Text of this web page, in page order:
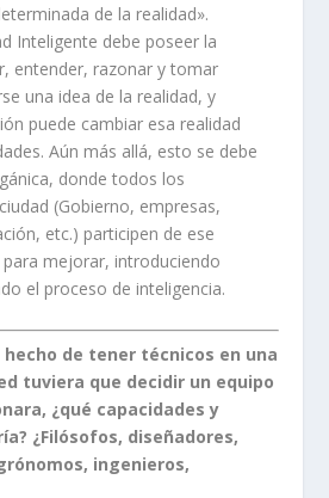
de la realidad».
Inteligente debe poseer la
entender, razonar y tomar
una idea de la realidad, y
puede cambiar esa realidad
Aún más allá, esto se debe
donde todos los
(Gobierno, empresas,
etc.) participen de ese
mejorar, introduciendo
el proceso de inteligencia.
hecho de tener técnicos en una
tuviera que decidir un equipo
¿qué capacidades y
¿Filósofos, diseñadores,
ingenieros,